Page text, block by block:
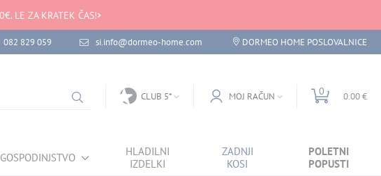
LE ZA KRATEK ČAS!
082 829 059 si.info@dormeo-home.com DORMEO HOME POSLOVALNICE
CLUB 5* MOJ RAČUN 0 0.00 €
GOSPODINJSTVO
HLADILNI
IZDELKI
ZADNJI
KOSI
POLETNI
POPUSTI